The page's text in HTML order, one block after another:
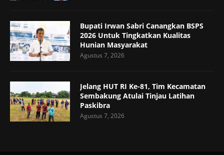
Bupati Irwan Sabri Canangkan BSPS
2026 Untuk Tingkatkan Kualitas
Hunian Masyarakat
Agustus 7, 2026
Jelang HUT RI Ke-81, Tim Kecamatan
Sembakung Atulai Tinjau Latihan
Paskibra
Agustus 7, 2026